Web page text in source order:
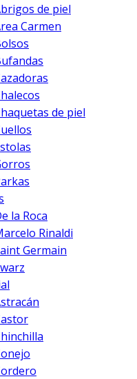
de piel
Carmen
de piel
la Roca
Rinaldi
Germain